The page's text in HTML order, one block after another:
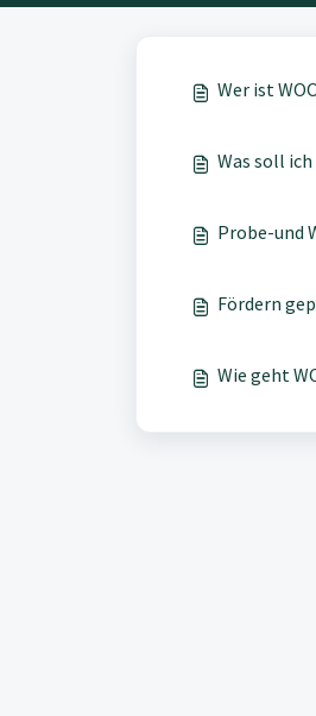
Wer ist
Was soll
Probe-und
Fördern
Wie geht